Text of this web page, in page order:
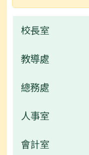
校長室
林秋美校長介紹
業務職掌
教導處
業務職掌
校園公告
常用連結
總務處
校園公告
業務職掌
人事室
校園公告
會計室